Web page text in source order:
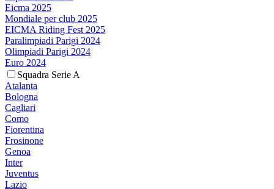
Eicma 2025
Mondiale per club 2025
EICMA Riding Fest 2025
Paralimpiadi Parigi 2024
Olimpiadi Parigi 2024
Euro 2024
Squadra Serie A
Atalanta
Bologna
Cagliari
Como
Fiorentina
Frosinone
Genoa
Inter
Juventus
Lazio